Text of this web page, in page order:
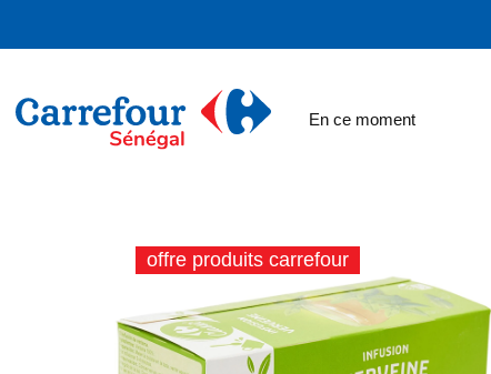
En ce moment
offre produits carrefour